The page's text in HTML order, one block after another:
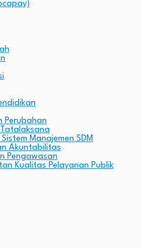
Perubahan
Manajemen SDM
Akuntabilitas
Pengawasan
Kualitas Pelayanan Publik